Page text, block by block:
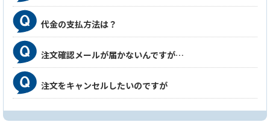
代金の支払方法は？
注文確認メールが届かないんですが…
注文をキャンセルしたいのですが